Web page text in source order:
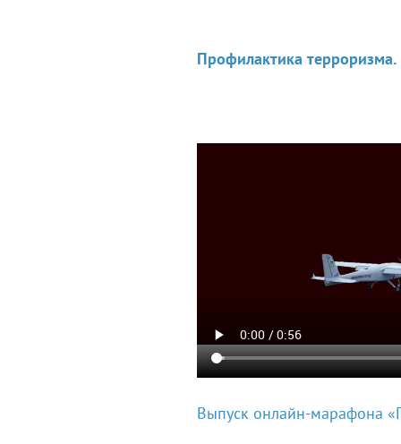
Профилактика
Выпуск онлайн-марафона